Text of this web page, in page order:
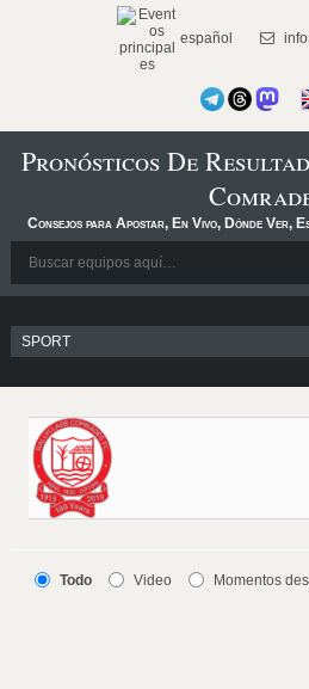
español
Pronósticos De
Consejos para Apostar, En Vivo, Dónde Ver,
Todo Video
Momentos